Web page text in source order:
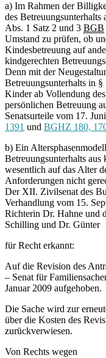
a) Im Rahmen der
des
Abs. 1 Satz 2 und 3 BGB
Umstand zu prüfen, ob
Kindesbetreuung auf
kindgerechten
Denn mit der
Betreuungsunterhalts in §
Kinder ab Vollendung
persönlichen Betreuung
Senatsurteile vom 17.
1391 und BGHZ 180,
b) Ein
Betreuungsunterhalts
wesentlich auf das Alter
Anforderungen nicht
Der XII. Zivilsenat des
Verhandlung vom 15.
Richterin Dr. Hahne und
Schilling und Dr. Günter
für Recht erkannt:
Auf die Revision des
– Senat für
Januar 2009 aufgehoben.
Die Sache wird zur
über die Kosten des
zurückverwiesen.
Von Rechts wegen